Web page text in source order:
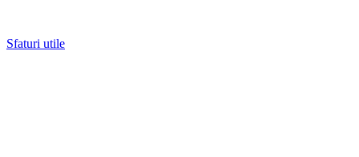
Sfaturi utile